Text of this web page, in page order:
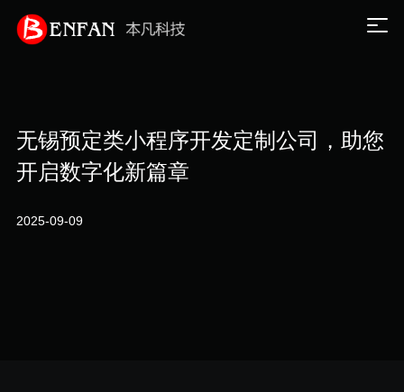
无锡预定类小程序开发定制公司，助您
开启数字化新篇章
2025-09-09